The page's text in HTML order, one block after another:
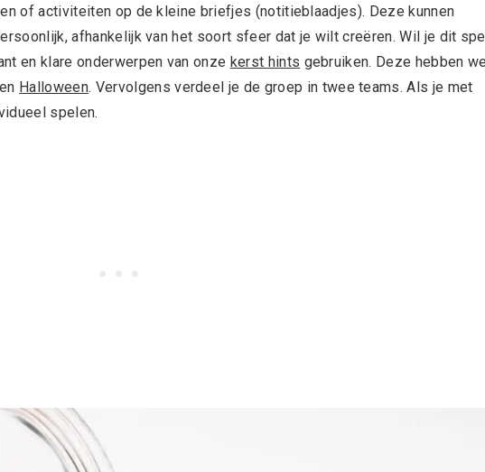
of activiteiten op de kleine briefjes (notitieblaadjes). Deze kunnen
afhankelijk van het soort sfeer dat je wilt creëren. Wil je dit
en klare onderwerpen van onze kerst hints gebruiken. Deze hebben
en Halloween. Vervolgens verdeel je de groep in twee teams. Als je met
spelen.